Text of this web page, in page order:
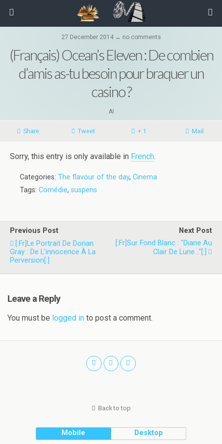
27 December 2014 ↔ no comments
(Français) Ocean’s Eleven : De combien
d’amis as-tu besoin pour braquer un
casino ?
AI
Share Tweet + 1 Mail
Sorry, this entry is only available in French.
Categories: The flavour of the day, Cinema
Tags: Comédie, suspens
Previous Post
[:fr]Le Portrait De Dorian
Gray : De L’innocence À La
Perversion[:]
Next Post
[:fr]Sur Fond Blanc : "Diane Au
Clair De Lune…"[:]
Leave a Reply
You must be logged in to post a comment.
Back to top
Mobile Desktop